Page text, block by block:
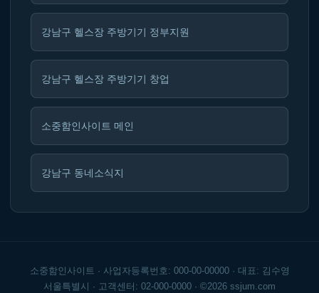
강남구 헬스장 주방기기 정부지원
강남구 헬스장 주방기기 창업
소중함인사이트 메인
강남구 동네소식지
소중함인사이트 · 사업자등록번호: 000-00-00000 · 대표: 김수영
서울특별시 · 고객센터: 02-000-0000 · ©2026 ssjum.com